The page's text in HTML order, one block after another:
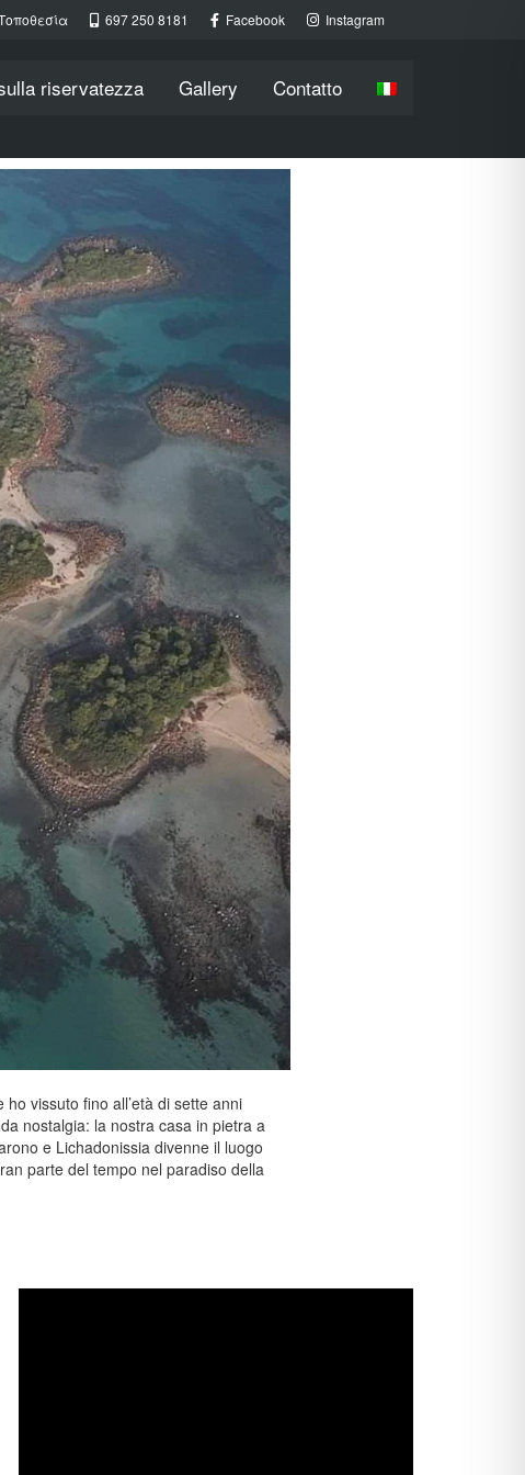
697 250 8181 Facebook Instagram
riservatezza Gallery Contatto
vissuto fino all’età di sette anni
nostalgia: la nostra casa in pietra a
e Lichadonissia divenne il luogo
parte del tempo nel paradiso della